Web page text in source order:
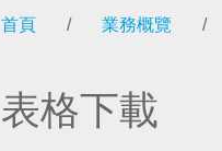
首頁 / 業務概覽 /
表格下載